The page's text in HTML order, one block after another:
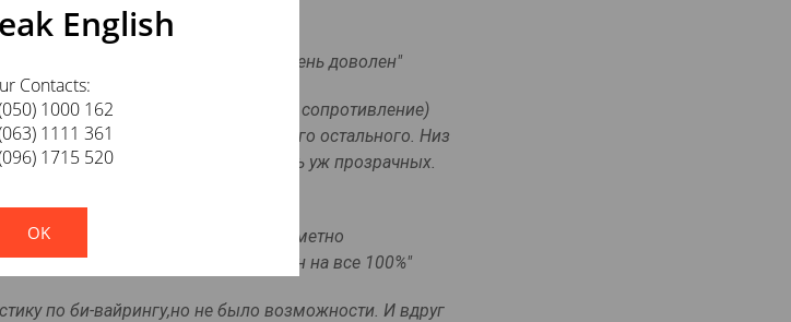
все мои ожидания!"
на "пересидеть" но был очень доволен"
оловом (имеющим более высокое сопротивление)
а то,что они "лезут вперед" всего остального. Низ
его использовать в системах очень уж прозрачных.
есть первые плюсы! Во-первых, заметно
Вобщем покупкой доволен на все 100%"
по би-вайрингу,но не было возможности. И вдруг
English
Contacts:
1000 162
1111 361
1715 520
Not valid!
OK